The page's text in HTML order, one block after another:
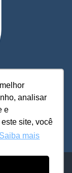
analisar
e
site, você
Saiba mais
esclarecer
firmar parcerias,
e atendimento.
Industrial